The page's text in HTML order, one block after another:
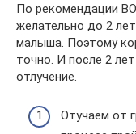
По рекомендации
желательно до 2
малыша. Поэтому
точно. И после 2
отлучение.
Отучаем от